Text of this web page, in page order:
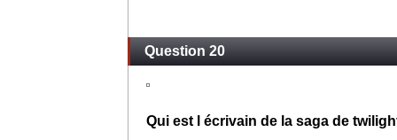
Question 20
Qui est l écrivain de la saga de